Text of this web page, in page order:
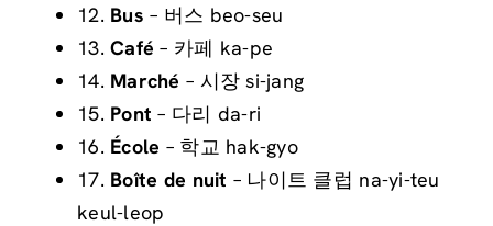
12. Bus – 버스 beo-seu
13.Café – 카페 ka-pe
14. Marché – 시장 si-jang
15. Pont – 다리 da-ri
16. École – 학교 hak-gyo
17. Boîte de nuit – 나이트 클럽 na-yi-teu
keul-leop